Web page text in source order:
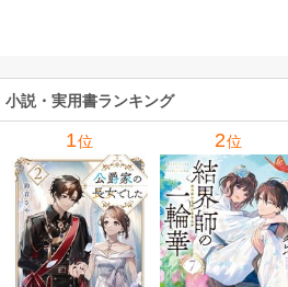
小説・実用書ランキング
1位 2位